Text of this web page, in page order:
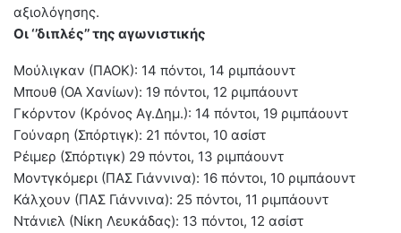
αξιολόγησης.
Οι ‘’διπλές’’ της αγωνιστικής
Μούλιγκαν (ΠΑΟΚ): 14 πόντοι, 14 ριμπάουντ
Μπουθ (ΟΑ Χανίων): 19 πόντοι, 12 ριμπάουντ
Γκόρντον (Κρόνος Αγ.Δημ.): 14 πόντοι, 19 ριμπάουντ
Γούναρη (Σπόρτιγκ): 21 πόντοι, 10 ασίστ
Ρέιμερ (Σπόρτιγκ) 29 πόντοι, 13 ριμπάουντ
Μοντγκόμερι (ΠΑΣ Γιάννινα): 16 πόντοι, 10 ριμπάουντ
Κάλχουν (ΠΑΣ Γιάννινα): 25 πόντοι, 11 ριμπάουντ
Ντάνιελ (Νίκη Λευκάδας): 13 πόντοι, 12 ασίστ